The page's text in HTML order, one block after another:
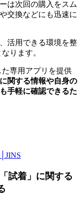
は次回の購入をスム
交換などにも迅速に
活用できる環境を整
ります。
専用アプリを提供
関する情報や自身の
手軽に確認できるた
試着」に関する